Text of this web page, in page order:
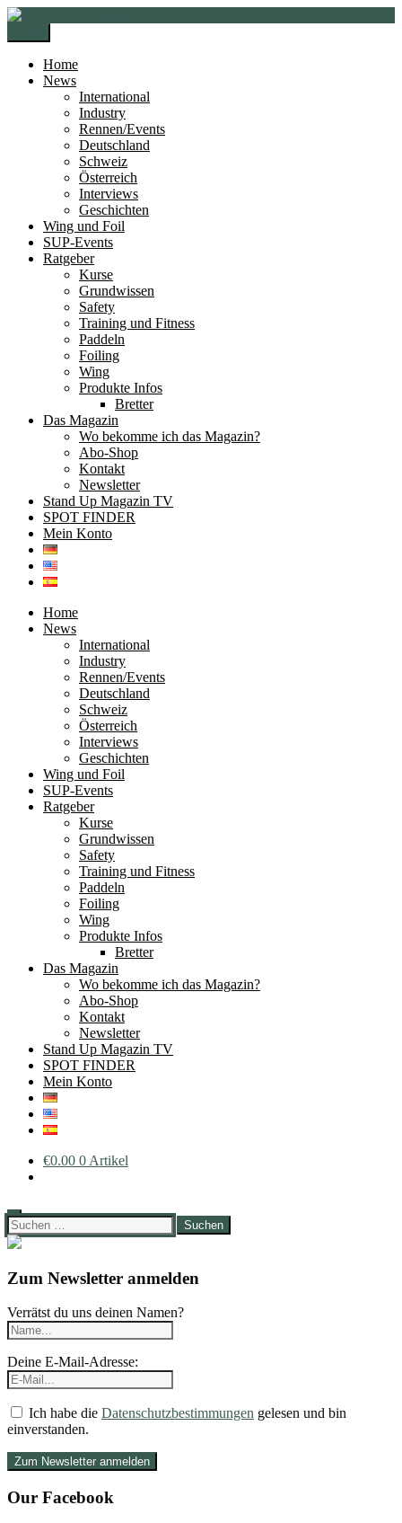
Zur
Navigation
springen
Zum
springen
Home
News
International
Industry
Rennen/Events
Deutschland
Schweiz
Österreich
Interviews
Geschichten
Wing und Foil
SUP-Events
Ratgeber
Kurse
Grundwissen
Safety
Training und Fitness
Paddeln
Foiling
Wing
Produkte Infos
Bretter
Das Magazin
Wo bekomme ich das Magazin?
Abo-Shop
Kontakt
Newsletter
Stand Up Magazin TV
SPOT FINDER
Mein Konto
Home
News
International
Industry
Rennen/Events
Deutschland
Schweiz
Österreich
Interviews
Geschichten
Wing und Foil
SUP-Events
Ratgeber
Kurse
Grundwissen
Safety
Training und Fitness
Paddeln
Foiling
Wing
Produkte Infos
Bretter
Das Magazin
Wo bekomme ich das Magazin?
Abo-Shop
Kontakt
Newsletter
Stand Up Magazin TV
SPOT FINDER
Mein Konto
€0.00 0 Artikel
Suchen
nach:
Zum Newsletter anmelden
Verrätst du uns deinen Namen?
Deine E-Mail-Adresse:
Ich habe die Datenschutzbestimmungen gelesen und bin
einverstanden.
Our Facebook